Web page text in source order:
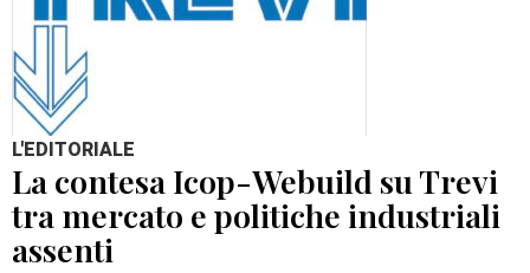
L'EDITORIALE
La contesa Icop-Webuild su Trevi
tra mercato e politiche industriali
assenti